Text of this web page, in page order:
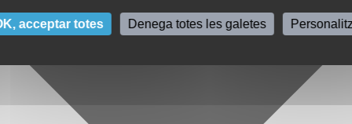
acceptar totes Denega totes les galetes